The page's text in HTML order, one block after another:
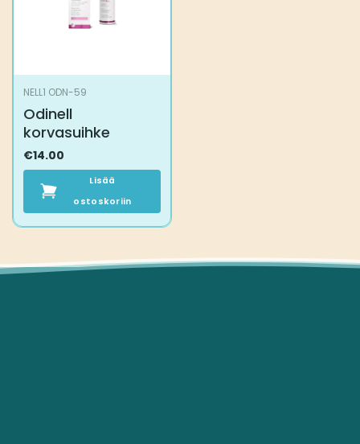
NELL1 ODN-59
Odinell
korvasuihke
€14.00
Lisää
ostoskoriin